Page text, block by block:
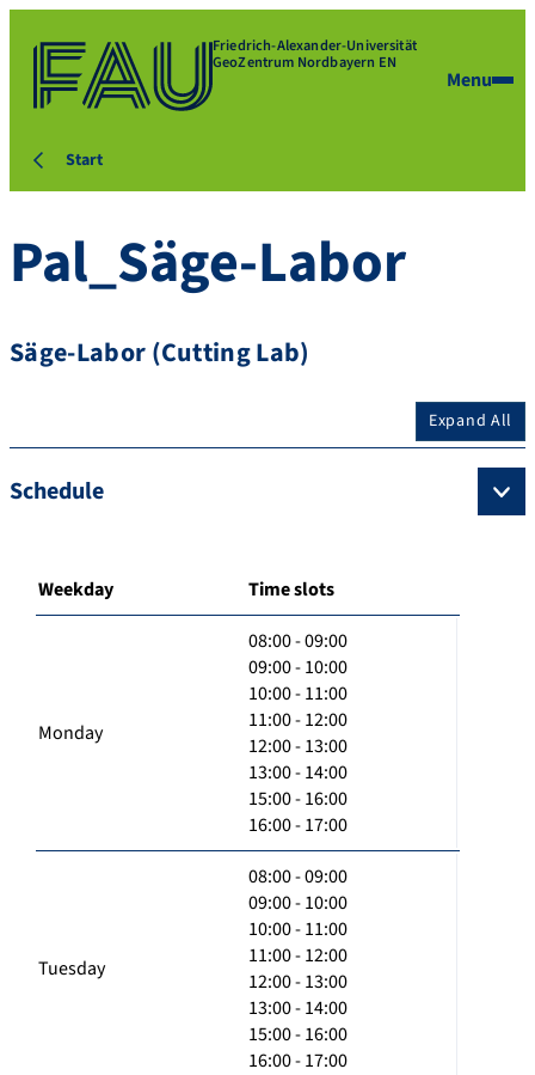
Friedrich-Alexander-Universität
GeoZentrum Nordbayern EN
Menu
Start
Pal_Säge-Labor
Säge-Labor (Cutting Lab)
Expand All
Schedule
Weekday Time slots
Monday
08:00 - 09:00
09:00 - 10:00
10:00 - 11:00
11:00 - 12:00
12:00 - 13:00
13:00 - 14:00
15:00 - 16:00
16:00 - 17:00
Tuesday
08:00 - 09:00
09:00 - 10:00
10:00 - 11:00
11:00 - 12:00
12:00 - 13:00
13:00 - 14:00
15:00 - 16:00
16:00 - 17:00